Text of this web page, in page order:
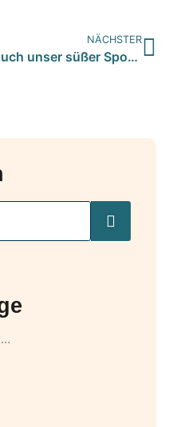
NÄCHSTER
Auch unser süßer Spot hat jetzt seine eigene Familie bekomme…